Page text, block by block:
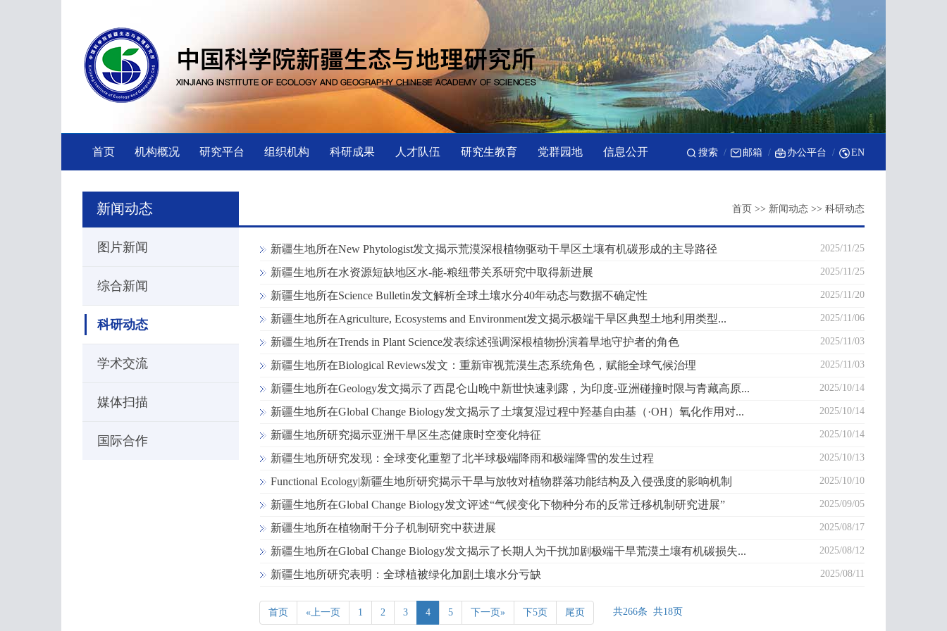
首页 机构概况 研究平台 组织机构 科研成果 人才队伍 研究生教育 党群园地 信息公开 搜索 邮箱 办公平台 EN
新闻动态 首页 >> 新闻动态 >> 科研动态
图片新闻
综合新闻
科研动态
学术交流
媒体扫描
国际合作
新疆生地所在New Phytologist发文揭示荒漠深根植物驱动干旱区土壤有机碳形成的主导路径 2025/11/25
新疆生地所在水资源短缺地区水-能-粮纽带关系研究中取得新进展 2025/11/25
新疆生地所在Science Bulletin发文解析全球土壤水分40年动态与数据不确定性 2025/11/20
新疆生地所在Agriculture, Ecosystems and Environment发文揭示极端干旱区典型土地利用类型... 2025/11/06
新疆生地所在Trends in Plant Science发表综述强调深根植物扮演着旱地守护者的角色 2025/11/03
新疆生地所在Biological Reviews发文：重新审视荒漠生态系统角色，赋能全球气候治理 2025/11/03
新疆生地所在Geology发文揭示了西昆仑山晚中新世快速剥露，为印度-亚洲碰撞时限与青藏高原... 2025/10/14
新疆生地所在Global Change Biology发文揭示了土壤复湿过程中羟基自由基（·OH）氧化作用对... 2025/10/14
新疆生地所研究揭示亚洲干旱区生态健康时空变化特征 2025/10/14
新疆生地所研究发现：全球变化重塑了北半球极端降雨和极端降雪的发生过程 2025/10/13
Functional Ecology|新疆生地所研究揭示干旱与放牧对植物群落功能结构及入侵强度的影响机制 2025/10/10
新疆生地所在Global Change Biology发文评述“气候变化下物种分布的反常迁移机制研究进展” 2025/09/05
新疆生地所在植物耐干分子机制研究中获进展 2025/08/17
新疆生地所在Global Change Biology发文揭示了长期人为干扰加剧极端干旱荒漠土壤有机碳损失... 2025/08/12
新疆生地所研究表明：全球植被绿化加剧土壤水分亏缺 2025/08/11
首页 «上一页 1 2 3 4 5 下一页» 下5页 尾页 共266条 共18页